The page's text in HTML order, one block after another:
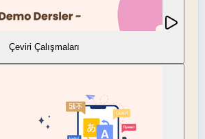
Çeviri Çalışmaları